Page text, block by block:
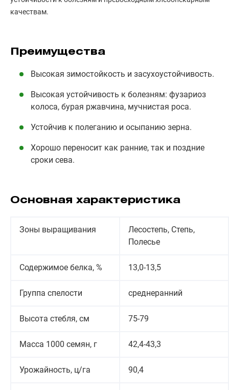
качествам.
Преимущества
Высокая зимостойкость и засухоустойчивость.
Высокая устойчивость к болезням: фузариоз
колоса, бурая ржавчина, мучнистая роса.
Устойчив к полеганию и осыпанию зерна.
Хорошо переносит как ранние, так и поздние
сроки сева.
Основная характеристика
Зоны выращивания
Лесостепь, Степь,
Полесье
Содержимое белка, % 13,0-13,5
Группа спелости среднеранний
Высота стебля, см 75-79
Масса 1000 семян, г 42,4-43,3
Урожайность, ц/га 90,4